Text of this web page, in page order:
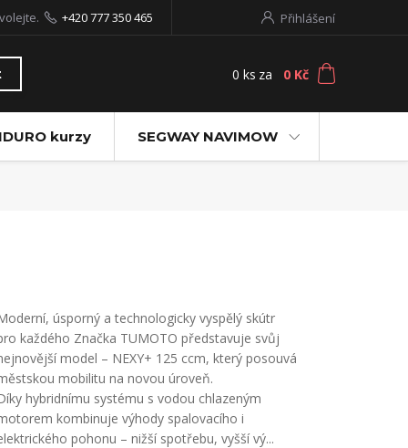
Přihlášení
+420 777 350 465
0 ks za 0 Kč
kurzy SEGWAY NAVIMOW
úsporný a technologicky vyspělý skútr
každého Značka TUMOTO představuje svůj
model – NEXY+ 125 ccm, který posouvá
mobilitu na novou úroveň.
hybridnímu systému s vodou chlazeným
kombinuje výhody spalovacího i
pohonu – nižší spotřebu, vyšší vý...